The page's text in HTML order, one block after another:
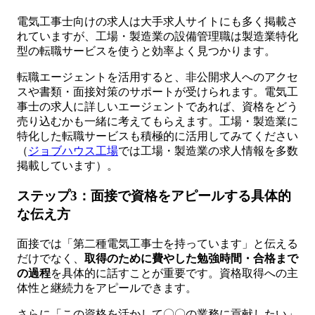
電気工事士向けの求人は大手求人サイトにも多く掲載さ
れていますが、工場・製造業の設備管理職は製造業特化
型の転職サービスを使うと効率よく見つかります。
転職エージェントを活用すると、非公開求人へのアクセ
スや書類・面接対策のサポートが受けられます。電気工
事士の求人に詳しいエージェントであれば、資格をどう
売り込むかも一緒に考えてもらえます。工場・製造業に
特化した転職サービスも積極的に活用してみてください
（ ジョブハウス工場では工場・製造業の求人情報を多数
掲載しています）。
ステップ3：面接で資格をアピールする具体的
な伝え方
面接では「第二種電気工事士を持っています」と伝える
だけでなく、 取得のために費やした勉強時間・合格まで
の過程を具体的に話すことが重要です。資格取得への主
体性と継続力をアピールできます。